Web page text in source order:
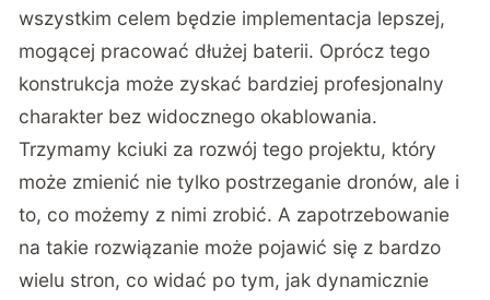
wszystkim celem będzie implementacja lepszej,
mogącej pracować dłużej baterii. Oprócz tego
konstrukcja może zyskać bardziej profesjonalny
charakter bez widocznego okablowania.
Trzymamy kciuki za rozwój tego projektu, który
może zmienić nie tylko postrzeganie dronów, ale i
to, co możemy z nimi zrobić. A zapotrzebowanie
na takie rozwiązanie może pojawić się z bardzo
wielu stron, co widać po tym, jak dynamicznie